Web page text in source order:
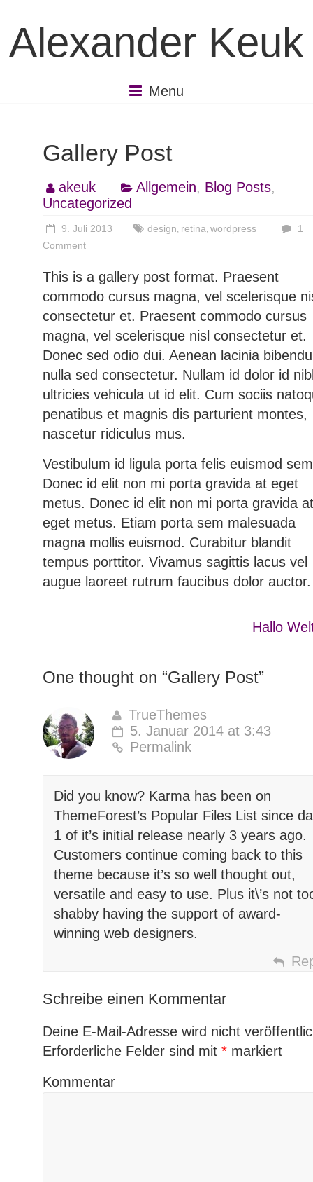
content
Alexander Keuk
Menu
Gallery Post
akeuk Allgemein, Blog Posts,
Uncategorized
9. Juli 2013 design, retina,wordpress
1
Comment
This is a gallery post format. Praesent
commodo cursus magna, vel scelerisque
consectetur et. Praesent commodo cursus
magna, vel scelerisque nisl consectetur et.
Donec sed odio dui. Aenean lacinia
nulla sed consectetur. Nullam id dolor id
ultricies vehicula ut id elit. Cum sociis
penatibus et magnis dis parturient montes,
nascetur ridiculus mus.
Vestibulum id ligula porta felis euismod
Donec id elit non mi porta gravida at eget
metus. Donec id elit non mi porta gravida
eget metus. Etiam porta sem malesuada
magna mollis euismod. Curabitur blandit
tempus porttitor. Vivamus sagittis lacus vel
augue laoreet rutrum faucibus dolor auctor.
Hallo
One thought on “Gallery Post”
TrueThemes
5. Januar 2014 at 3:43
Permalink
Did you know? Karma has been on
ThemeForest’s Popular Files List since
1 of it’s initial release nearly 3 years ago.
Customers continue coming back to this
theme because it’s so well thought out,
versatile and easy to use. Plus it\’s not
shabby having the support of award-
winning web designers.
Schreibe einen Kommentar
Deine E-Mail-Adresse wird nicht
Erforderliche Felder sind mit* markiert
Kommentar